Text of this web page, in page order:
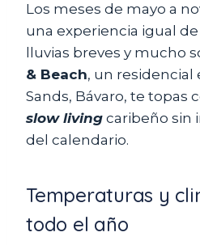
Los meses de mayo a
una experiencia igual
lluvias breves y mucho
& Beach, un residencial
Sands, Bávaro, te topas
slow living caribeño sin
del calendario.
Temperaturas y
todo el año